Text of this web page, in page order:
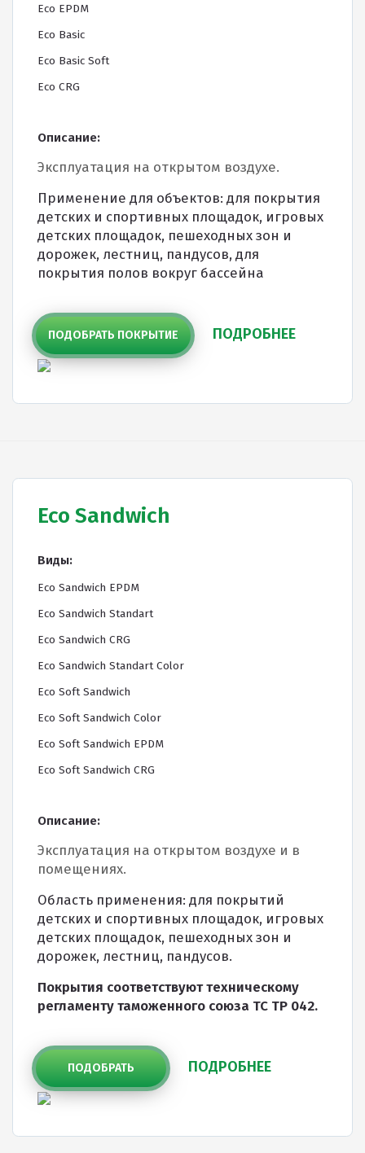
Покрытия детских площадок
Покрытия для беговых дорожек
Покрытия для спортивных площадок
Универсальные антискользящие покрытия
Искусственная трава
Резиновая брусчатка
Резиновая плитка
Резиновый бордюр
Рулонное резиновое покрытие
Наборы для самостоятельной укладки
Цветная окрашенная крошка Eco Color Mill
Цветная окрашенная крошка EPDM
Черная SBR крошка
Игровое оборудование для площадок
Спортивное оборудование
Резиновое покрытие
Резиновое покрытие Eco Tech
Резиновое покрытие Eco Running System
Eco EPDM
Eco Basic
Eco Basic Soft
Eco CRG
Описание:
Эксплуатация на открытом воздухе.
Применение для объектов: для покрытия
детских и спортивных площадок, игровых
детских площадок, пешеходных зон и
дорожек, лестниц, пандусов, для
покрытия полов вокруг бассейна
ПОДОБРАТЬ ПОКРЫТИЕ ПОДРОБНЕЕ
Eco Sandwich
Виды:
Eco Sandwich EPDM
Eco Sandwich Standart
Eco Sandwich CRG
Eco Sandwich Standart Color
Eco Soft Sandwich
Eco Soft Sandwich Color
Eco Soft Sandwich EPDM
Eco Soft Sandwich CRG
Описание:
Эксплуатация на открытом воздухе и в
помещениях.
Область применения: для покрытий
детских и спортивных площадок, игровых
детских площадок, пешеходных зон и
дорожек, лестниц, пандусов.
Покрытия соответствуют техническому
регламенту таможенного союза ТС ТР 042.
ПОДОБРАТЬ ПОДРОБНЕЕ